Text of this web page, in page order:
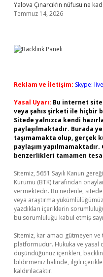
Yalova Çınarcık’ın nüfusu ne
Temmuz 14, 2026
Reklam ve İletişim: Skype:
Yasal Uyarı: Bu internet
veya şahıs şirketi ile hiçbir
Sitede yalnızca kendi
paylaşılmaktadır. Burada
taşımamakta olup, gerçek
paylaşım
benzerlikleri tamamen
Sitemiz, 5651 Sayılı Kanun
Kurumu (BTK) tarafından
vermektedir. Bu nedenle,
veya araştırma
yazdıkları içeriklerin
bu sorumluluğu kabul etmiş
Sitemiz, kar amacı gütmeyen
platformudur. Hukuka ve yasal
düşündüğünüz içerikleri,
bildirmeniz halinde, ilgili
kaldırılacaktır.